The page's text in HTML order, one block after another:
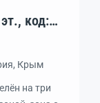
Крым
на три